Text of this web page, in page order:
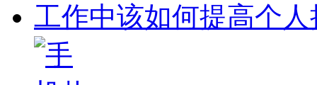
工作中该如何提高个